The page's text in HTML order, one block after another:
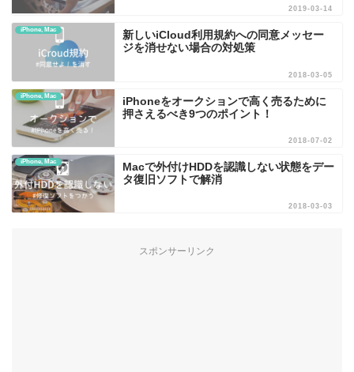
2019-03-14
iPhone, Mac
新しいiCloud利用規約への同意メッセー
ジを消せない場合の対処策
2018-03-05
iPhone, Mac
iPhoneをオークションで高く売るために
押さえるべき9つのポイント！
2018-07-02
iPhone, Mac
Macで外付けHDDを認識しない状態をデー
タ復旧ソフトで解消
2018-03-03
スポンサーリンク